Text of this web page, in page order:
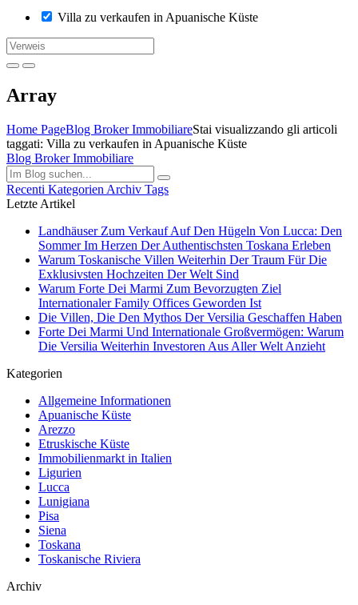
Villa zu verkaufen in Apuanische Küste
Array
Home PageBlog Broker ImmobiliareStai visualizzando gli articoli
taggati: Villa zu verkaufen in Apuanische Küste
Blog Broker Immobiliare
Recenti Kategorien Archiv Tags
Letzte Artikel
Landhäuser Zum Verkauf Auf Den Hügeln Von Lucca: Den
Sommer Im Herzen Der Authentischsten Toskana Erleben
Warum Toskanische Villen Weiterhin Der Traum Für Die
Exklusivsten Hochzeiten Der Welt Sind
Warum Forte Dei Marmi Zum Bevorzugten Ziel
Internationaler Family Offices Geworden Ist
Die Villen, Die Den Mythos Der Versilia Geschaffen Haben
Forte Dei Marmi Und Internationale Großvermögen: Warum
Die Versilia Weiterhin Investoren Aus Aller Welt Anzieht
Kategorien
Allgemeine Informationen
Apuanische Küste
Arezzo
Etruskische Küste
Immobilienmarkt in Italien
Ligurien
Lucca
Lunigiana
Pisa
Siena
Toskana
Toskanische Riviera
Archiv